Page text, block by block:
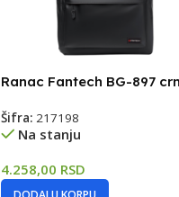
Ranac Fantech BG-897
Šifra: 217198
Na stanju
4.258,00 RSD